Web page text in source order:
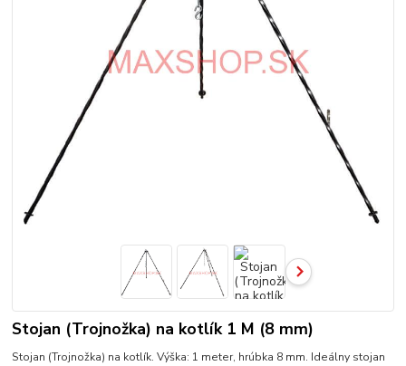
Stojan (Trojnožka) na kotlík 1 M (8 mm)
Stojan (Trojnožka) na kotlík. Výška: 1 meter, hrúbka 8 mm. Ideálny stojan